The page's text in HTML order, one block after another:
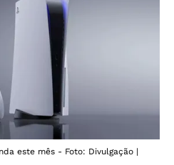
este mês - Foto: Divulgação |